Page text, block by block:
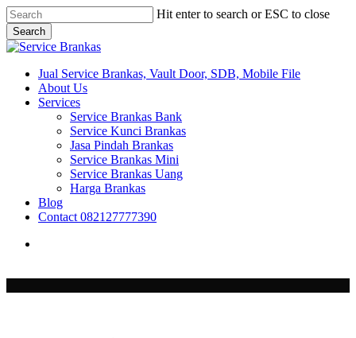
Skip
to
main
content
Hit enter to search or ESC to close
Search
Close
search
Menu
Jual Service Brankas, Vault Door, SDB, Mobile File
About Us
Services
Service Brankas Bank
Service Kunci Brankas
Jasa Pindah Brankas
Service Brankas Mini
Service Brankas Uang
Harga Brankas
Blog
Contact 082127777390